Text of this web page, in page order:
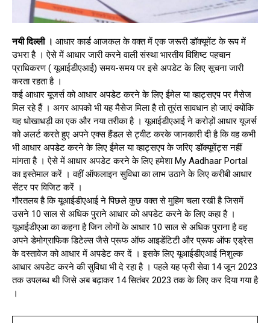
नयी दिल्ली । आधार कार्ड आजकल के वक्त में एक जरूरी डॉक्यूमेंट के रूप में
उभरा है । ऐसे में आधार जारी करने वाली संस्था भारतीय विशिष्ट पहचान
प्राधिकरण ( यूआईडीएआई) समय-समय पर इसे अपडेट के लिए सूचना जारी
करता रहता है ।
कई आधार यूजर्स को आधार अपडेट करने के लिए ईमेल या व्हाट्सएप पर मैसेज
मिल रहे हैं । अगर आपको भी यह मैसेज मिला है तो तुरंत सावधान हो जाएं क्योंकि
यह धोखाधड़ी का एक और नया तरीका है । यूआईडीएआई ने करोड़ों आधार यूजर्स
को अलर्ट करते हुए अपने एक्स हैंडल से ट्वीट करके जानकारी दी है कि वह कभी
भी आधार अपडेट करने के लिए ईमेल या व्हाट्सएप के जरिए डॉक्यूमेंट्स नहीं
मांगता है । ऐसे में आधार अपडेट करने के लिए हमेशा My Aadhaar Portal
का इस्तेमाल करें । वहीं ऑफलाइन सुविधा का लाभ उठाने के लिए करीबी आधार
सेंटर पर विजिट करें ।
गौरतलब है कि यूआईडीएआई ने पिछले कुछ वक्त से मुहिम चला रखी है जिसमें
उसने 10 साल से अधिक पुराने आधार को अपडेट करने के लिए कहा है ।
यूआईडीएआ का कहना है जिन लोगों के आधार 10 साल से अधिक पुराना है वह
अपने डेमोग्राफिक डिटेल्स जैसे प्रूफ ऑफ आइडेंटिटी और प्रूफ ऑफ एड्रेस
के दस्तावेज को आधार में अपडेट कर दें । इसके लिए यूआईडीएआई निशुल्क
आधार अपडेट करने की सुविधा भी दे रहा है । पहले यह फ्री सेवा 14 जून 2023
तक उपलब्ध थी जिसे अब बढ़ाकर 14 सितंबर 2023 तक के लिए कर दिया गया है
।